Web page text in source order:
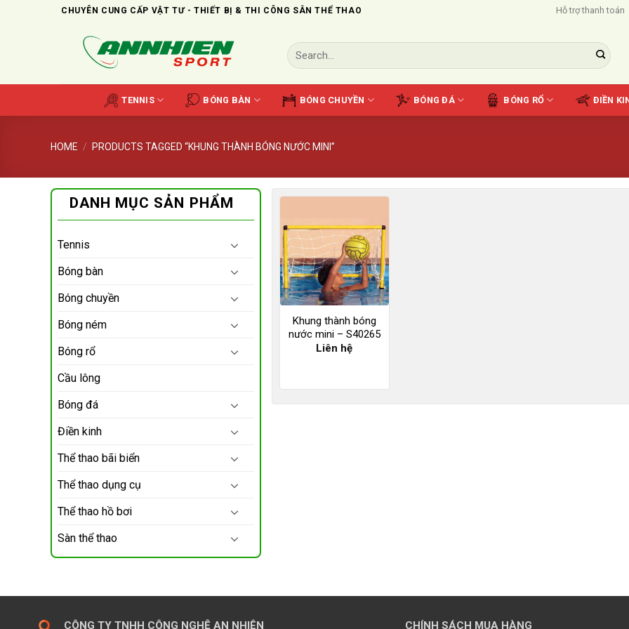
CHUYÊN CUNG CẤP VẬT TƯ - THIẾT BỊ & THI CÔNG SÂN THỂ THAO Hỗ trợ thanh toán
Search
for:
TENNIS BÓNG BÀN BÓNG CHUYỀN BÓNG ĐÁ BÓNG RỔ ĐIỀN
HOME / PRODUCTS TAGGED “KHUNG THÀNH BÓNG NƯỚC MINI”
DANH MỤC SẢN PHẨM
Tennis
Bóng bàn
Bóng chuyền
Bóng ném
Bóng rổ
Cầu lông
Bóng đá
Điền kinh
Thể thao bãi biển
Thể thao dụng cụ
Thể thao hồ bơi
Sàn thể thao
Khung thành bóng
nước mini – S40265
Liên hệ
CÔNG TY TNHH CÔNG NGHỆ AN NHIÊN CHÍNH SÁCH MUA HÀNG